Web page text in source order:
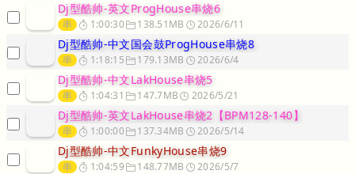
Dj型酷帅-英文ProgHouse串烧6
串 1:00:30 138.51MB 2026/6/11
Dj型酷帅-中文国会鼓ProgHouse串烧8
串 1:18:15 179.13MB 2026/6/4
Dj型酷帅-中文LakHouse串烧5
串 1:04:31 147.7MB 2026/5/21
Dj型酷帅-英文LakHouse串烧2【BPM128-140】
串 1:00:00 137.34MB 2026/5/14
Dj型酷帅-中文FunkyHouse串烧9
串 1:04:59 148.77MB 2026/5/7